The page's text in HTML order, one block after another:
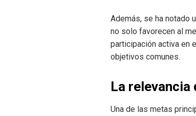
Además, se ha notado
no solo favorecen al
participación activa en
objetivos comunes.
La relevancia
Una de las metas